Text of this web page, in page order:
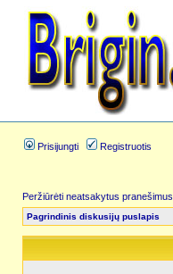
Prisijungti Registruotis
Peržiūrėti neatsakytus pranešimus
Pagrindinis diskusijų puslapis